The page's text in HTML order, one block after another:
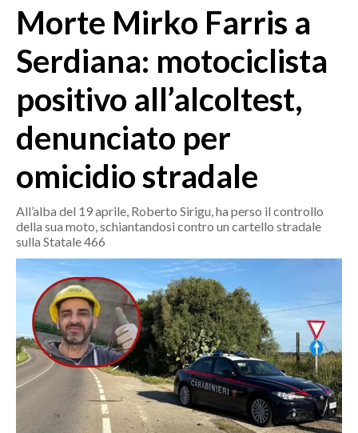
SASSARI E PROVINCIA
GALLURA
OGLIASTRA
AGENDA
CRONACA
ITALIA
MONDO
ECONOMIA
SERVIZI ALLE IMPRESE
LAVORO
BANDI
SPORT IN SARDEGNA
Morte Mirko Farris a
Serdiana: motociclista
positivo all’alcoltest,
denunciato per
omicidio stradale
All’alba del 19 aprile, Roberto Sirigu, ha perso il controllo
della sua moto, schiantandosi contro un cartello stradale
sulla Statale 466